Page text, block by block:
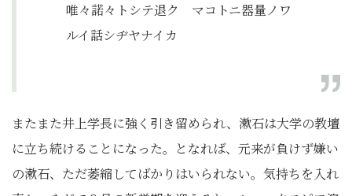
唯々諾々トシテ退ク マコトニ器量ノワ
ルイ話シヂヤナイカ
またまた井上学長に強く引き留められ、漱石は大学の教壇
に立ち続けることになった。となれば、元来が負けず嫌い
の漱石、ただ萎縮してばかりはいられない。気持ちを入れ